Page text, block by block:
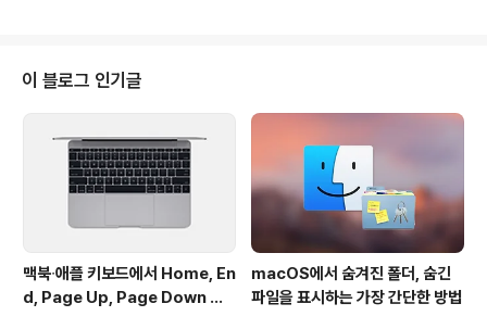
탁드립니다.그리고 평소 보다 빈도는 줄겠지만, 연휴 기간
에도 백투더맥 포스팅은 계속 이어질 예정입니다 :-) 참조
• 멋진 칼리그래피 만들어 공유해 주신 '음란마귀'님께도
고맙다는 말씀드립니다.
이 블로그 인기글
맥북∙애플 키보드에서 Home, En
d, Page Up, Page Down 키
macOS에서 숨겨진 폴더, 숨긴
파일을 표시하는 가장 간단한 방법